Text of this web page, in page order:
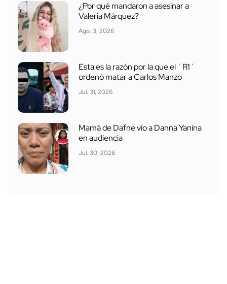
¿Por qué mandaron a asesinar a
Valeria Márquez?
Ago. 3, 2026
Esta es la razón por la que el ´R1´
ordenó matar a Carlos Manzo
Jul. 31, 2026
Mamá de Dafne vio a Danna Yanina
en audiencia
Jul. 30, 2026